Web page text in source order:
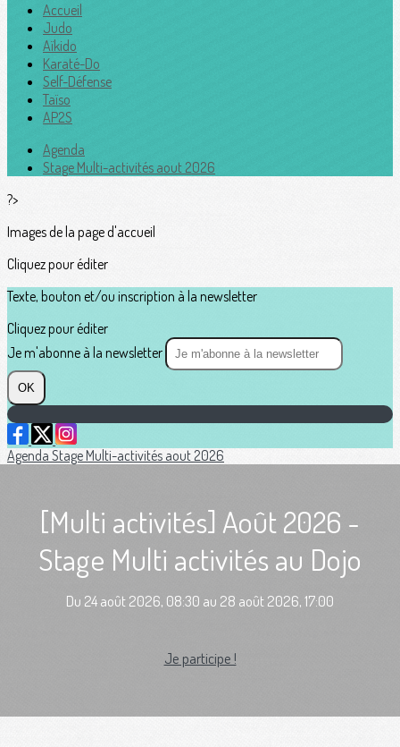
Accueil
Judo
Aïkido
Karaté-Do
Self-Défense
Taïso
AP2S
Agenda
Stage Multi-activités aout 2026
?>
Images de la page d'accueil
Cliquez pour éditer
Texte, bouton et/ou inscription à la newsletter
Cliquez pour éditer
Je m'abonne à la newsletter
OK
Agenda Stage Multi-activités aout 2026
[Multi activités] Août 2026 -
Stage Multi activités au Dojo
Du 24 août 2026, 08:30 au 28 août 2026, 17:00
Je participe !